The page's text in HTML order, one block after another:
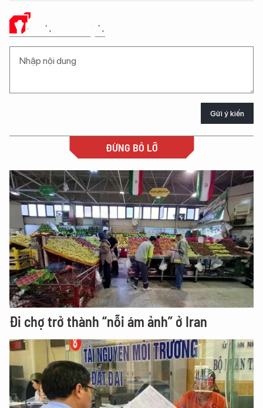
Ý KIẾN CỦA BẠN
Gửi ý kiến
ĐỪNG BỎ LỠ
Đi chợ trở thành “nỗi ám ảnh” ở Iran